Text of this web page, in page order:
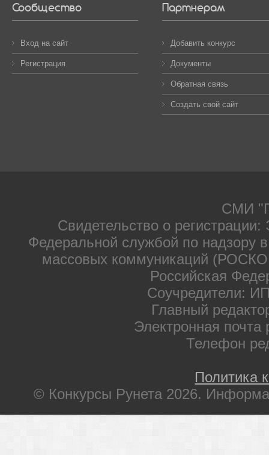
Сообщество
Вход на сайт
Регистрация
Партнерам
Добавить конкурс
Документы
Обратная связь
Создать свой сайт
СМИ
Свидетельство о
Федеральной службой по надзору
массовых коммуникаций
Российская
Соучредители:
Главный
Электронная почта
Телефон
Политика
© Конкурсы Рунета 2026.